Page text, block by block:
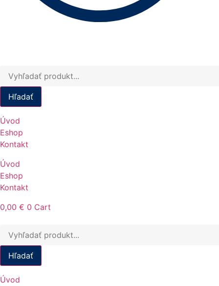
search
Hľadať
Úvod
Eshop
Kontakt
Úvod
Eshop
Kontakt
0,00 € 0 Cart
search
Hľadať
Úvod